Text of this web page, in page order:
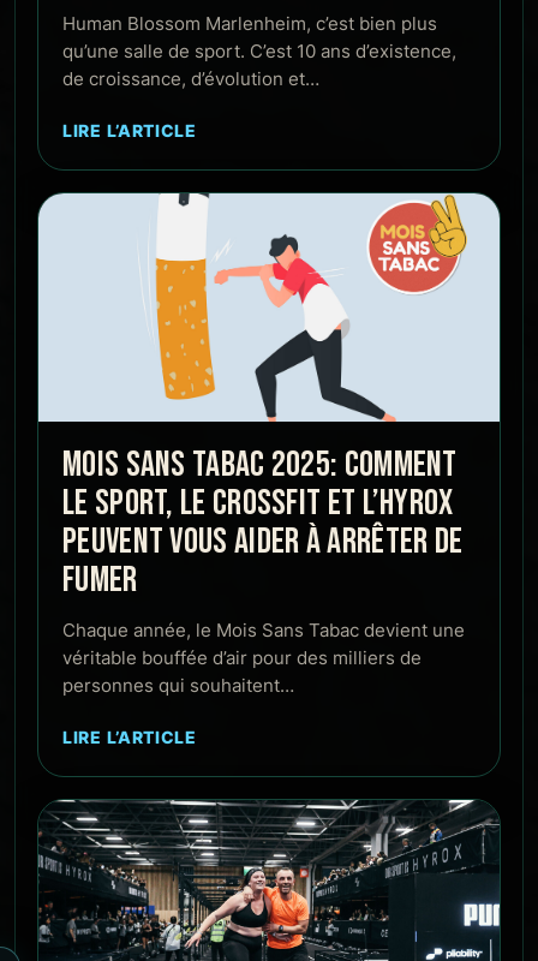
Human Blossom Marlenheim, c’est bien plus
qu’une salle de sport. C’est 10 ans d’existence,
de croissance, d’évolution et…
LIRE L’ARTICLE
MOIS SANS TABAC 2025: COMMENT
LE SPORT, LE CROSSFIT ET L’HYROX
PEUVENT VOUS AIDER À ARRÊTER DE
FUMER
Chaque année, le Mois Sans Tabac devient une
véritable bouffée d’air pour des milliers de
personnes qui souhaitent…
LIRE L’ARTICLE